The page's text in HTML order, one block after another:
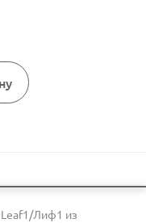
Leaf1/Лиф1 из